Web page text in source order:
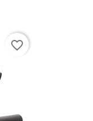
favorite_border